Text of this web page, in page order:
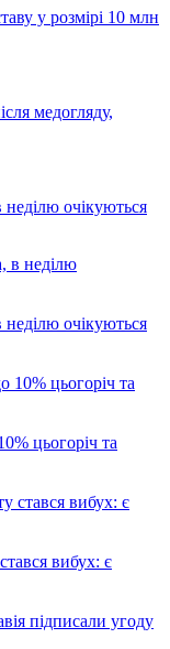
у розмірі 10 млн
медогляду,
неділю очікуються
неділю очікуються
цьогоріч та
вибух: є